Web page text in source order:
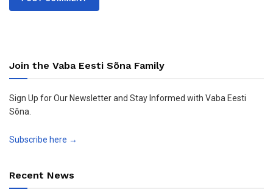
Join the Vaba Eesti Sõna Family
Sign Up for Our Newsletter and Stay Informed with Vaba Eesti
Sõna.
Subscribe here →
Recent News